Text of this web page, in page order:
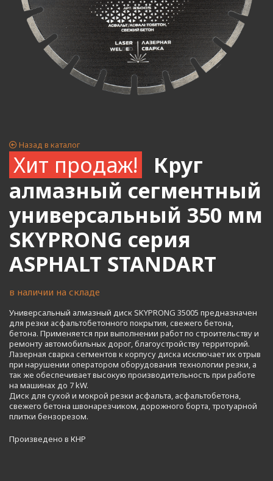
Назад в каталог
Хит продаж!
Круг
алмазный сегментный
универсальный 350 мм
SKYPRONG серия
ASPHALT STANDART
в наличии на складе
Универсальный алмазный диск SKYPRONG 35005 предназначен
для резки асфальтобетонного покрытия, свежего бетона,
бетона. Применяется при выполнении работ по строительству и
ремонту автомобильных дорог, благоустройству территорий.
Лазерная сварка сегментов к корпусу диска исключает их отрыв
при нарушении оператором оборудования технологии резки, а
так же обеспечивает высокую производительность при работе
на машинах до 7 kW.
Диск для сухой и мокрой резки асфальта, асфальтобетона,
свежего бетона швонарезчиком, дорожного борта, тротуарной
плитки бензорезом.
Произведено в КНР